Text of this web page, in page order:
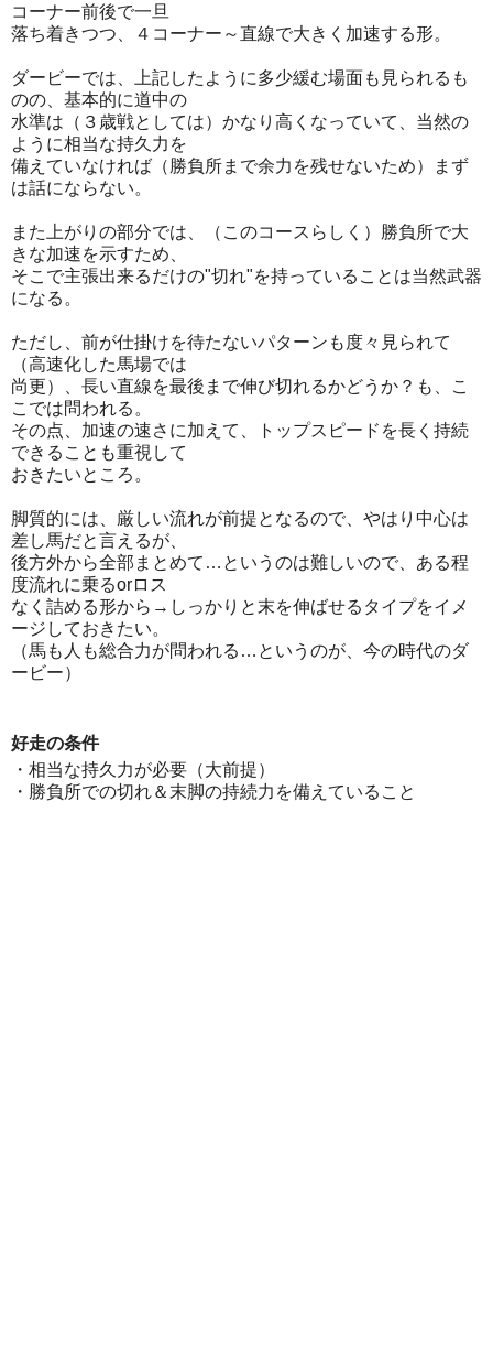
コーナー前後で一旦
落ち着きつつ、４コーナー～直線で大きく加速する形。
ダービーでは、上記したように多少緩む場面も見られるも
のの、基本的に道中の
水準は（３歳戦としては）かなり高くなっていて、当然の
ように相当な持久力を
備えていなければ（勝負所まで余力を残せないため）まず
は話にならない。
また上がりの部分では、（このコースらしく）勝負所で大
きな加速を示すため、
そこで主張出来るだけの"切れ"を持っていることは当然武器
になる。
ただし、前が仕掛けを待たないパターンも度々見られて
（高速化した馬場では
尚更）、長い直線を最後まで伸び切れるかどうか？も、こ
こでは問われる。
その点、加速の速さに加えて、トップスピードを長く持続
できることも重視して
おきたいところ。
脚質的には、厳しい流れが前提となるので、やはり中心は
差し馬だと言えるが、
後方外から全部まとめて…というのは難しいので、ある程
度流れに乗るorロス
なく詰める形から→しっかりと末を伸ばせるタイプをイメ
ージしておきたい。
（馬も人も総合力が問われる…というのが、今の時代のダ
ービー）
好走の条件
・相当な持久力が必要（大前提）
・勝負所での切れ＆末脚の持続力を備えていること